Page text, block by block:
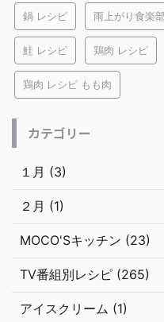
鍋 レシピ 雨上がり食楽
鮭 レシピ 鶏肉 レシピ
鶏肉 レシピ もも肉
カテゴリー
１月 (3)
２月 (1)
MOCO'Sキッチン (23)
TV番組別レシピ (265)
アイスクリーム (1)